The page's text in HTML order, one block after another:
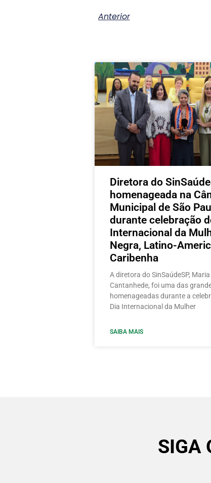
Anterior
Diretora do
homenageada na
Municipal de São
durante celebração
Internacional da
Negra, Latino-
Caribenha
A diretora do SinSaúdeSP,
Cantanhede, foi uma das
homenageadas durante a
Dia Internacional da Mulher
SAIBA MAIS
SIGA